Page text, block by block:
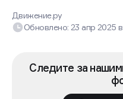
Движение.ру
Обновлено: 23 апр 2025в
Следите за